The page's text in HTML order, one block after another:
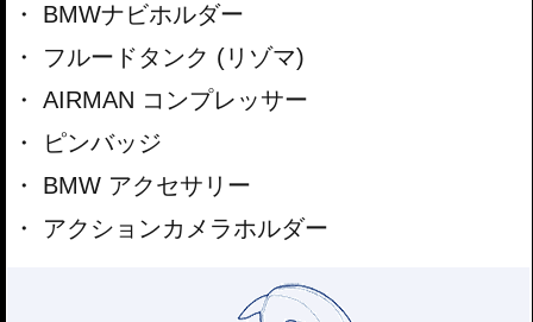
BMWナビホルダー
フルードタンク (リゾマ)
AIRMAN コンプレッサー
ピンバッジ
BMW アクセサリー
アクションカメラホルダー